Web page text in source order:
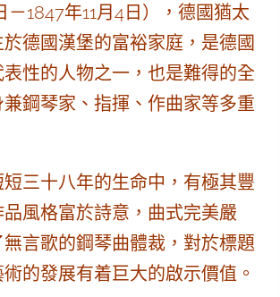
－1847年11月4日），德國猶太
德國漢堡的富裕家庭，是德國
性的人物之一，也是難得的全
鋼琴家、指揮、作曲家等多重
三十八年的生命中，有極其豐
風格富於詩意，曲式完美嚴
言歌的鋼琴曲體裁，對於標題
的發展有着巨大的啟示價值。